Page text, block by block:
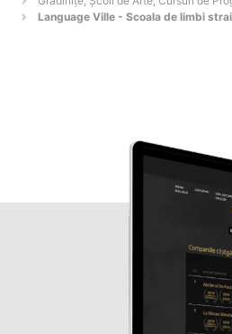
Language Ville - Scoala de limbi